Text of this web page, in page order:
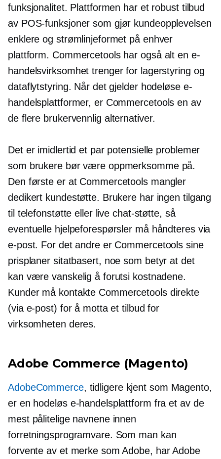
funksjonalitet. Plattformen har et robust tilbud
av POS-funksjoner som gjør kundeopplevelsen
enklere og strømlinjeformet på enhver
plattform. Commercetools har også alt en e-
handelsvirksomhet trenger for lagerstyring og
dataflytstyring. Når det gjelder hodeløse e-
handelsplattformer, er Commercetools en av
de flere brukervennlig alternativer.
Det er imidlertid et par potensielle problemer
som brukere bør være oppmerksomme på.
Den første er at Commercetools mangler
dedikert kundestøtte. Brukere har ingen tilgang
til telefonstøtte eller live chat-støtte, så
eventuelle hjelpeforespørsler må håndteres via
e-post. For det andre er Commercetools sine
prisplaner sitatbasert, noe som betyr at det
kan være vanskelig å forutsi kostnadene.
Kunder må kontakte Commercetools direkte
(via e-post) for å motta et tilbud for
virksomheten deres.
Adobe Commerce (Magento)
AdobeCommerce, tidligere kjent som Magento,
er en hodeløs e-handelsplattform fra et av de
mest pålitelige navnene innen
forretningsprogramvare. Som man kan
forvente av et merke som Adobe, har Adobe